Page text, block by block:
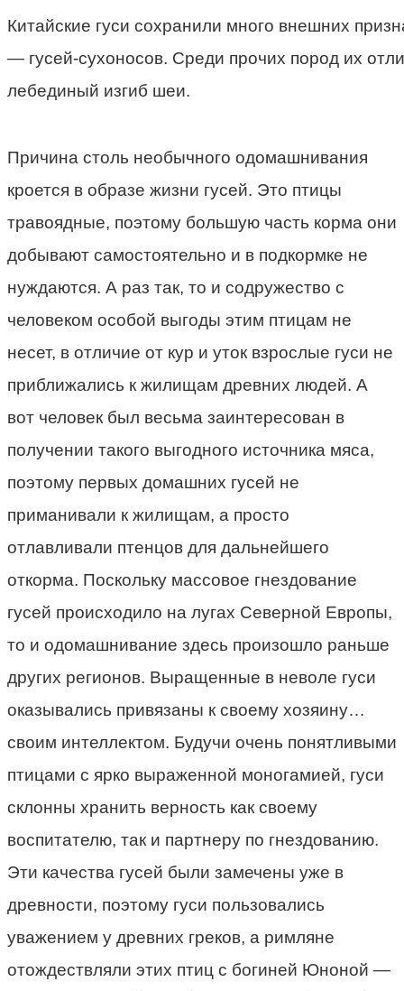
Китайские гуси сохранили много внешних
— гусей-сухоносов. Среди прочих пород их
лебединый изгиб шеи.
Причина столь необычного одомашнивания
кроется в образе жизни гусей. Это птицы
травоядные, поэтому большую часть корма они
добывают самостоятельно и в подкормке не
нуждаются. А раз так, то и содружество с
человеком особой выгоды этим птицам не
несет, в отличие от кур и уток взрослые гуси не
приближались к жилищам древних людей. А
вот человек был весьма заинтересован в
получении такого выгодного источника мяса,
поэтому первых домашних гусей не
приманивали к жилищам, а просто
отлавливали птенцов для дальнейшего
откорма. Поскольку массовое гнездование
гусей происходило на лугах Северной Европы,
то и одомашнивание здесь произошло раньше
других регионов. Выращенные в неволе гуси
оказывались привязаны к своему хозяину…
своим интеллектом. Будучи очень понятливыми
птицами с ярко выраженной моногамией, гуси
склонны хранить верность как своему
воспитателю, так и партнеру по гнездованию.
Эти качества гусей были замечены уже в
древности, поэтому гуси пользовались
уважением у древних греков, а римляне
отождествляли этих птиц с богиней Юноной —